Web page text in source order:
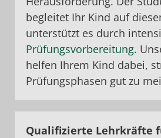
begleitet Ihr Kind auf
unterstützt es durch
Prüfungsvorbereitung.
helfen Ihrem Kind dabei,
Prüfungsphasen gut zu
Qualifizierte Lehrkräfte